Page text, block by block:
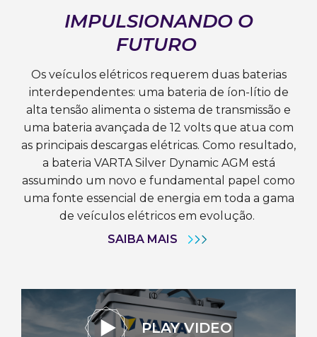
IMPULSIONANDO O
FUTURO
Os veículos elétricos requerem duas baterias
interdependentes: uma bateria de íon-lítio de
alta tensão alimenta o sistema de transmissão e
uma bateria avançada de 12 volts que atua com
as principais descargas elétricas. Como resultado,
a bateria VARTA Silver Dynamic AGM está
assumindo um novo e fundamental papel como
uma fonte essencial de energia em toda a gama
de veículos elétricos em evolução.
SAIBA MAIS
PLAY VIDEO